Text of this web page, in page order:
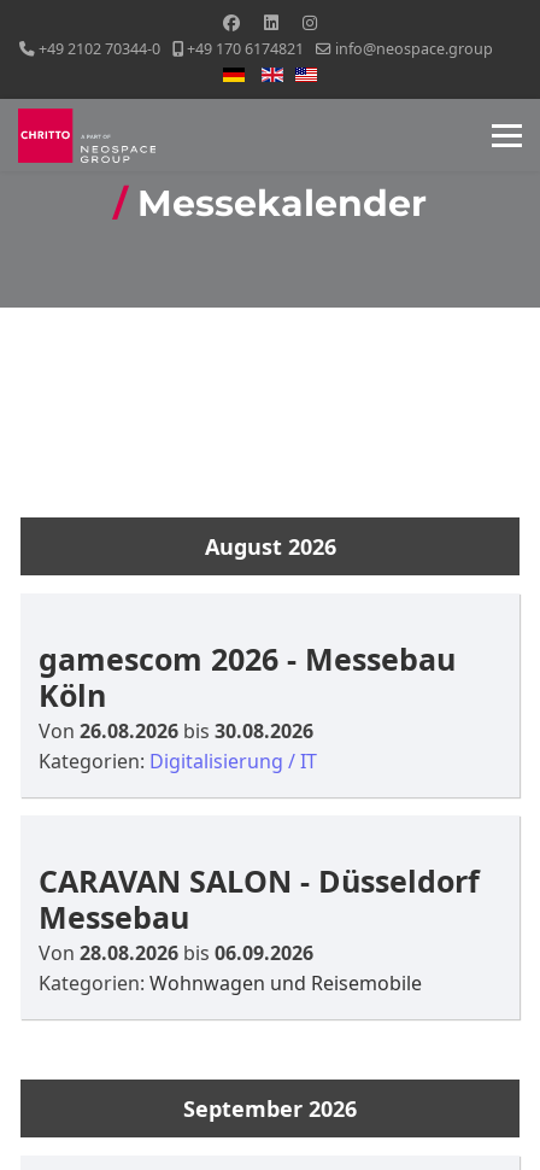
+49 2102 70344-0 +49 170 6174821
info@neospace.group
Sprache auswählen
Messekalender
August 2026
gamescom 2026 - Messebau
Köln
Von26.08.2026 bis30.08.2026
Kategorien: Digitalisierung / IT
CARAVAN SALON - Düsseldorf
Messebau
Von28.08.2026 bis06.09.2026
Kategorien:Wohnwagen und Reisemobile
September 2026